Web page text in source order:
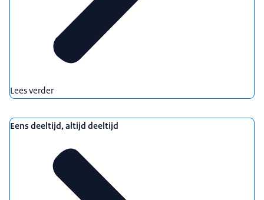
Lees verder
Eens deeltijd, altijd deeltijd